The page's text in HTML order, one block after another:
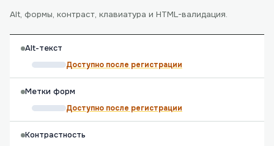
Alt, формы, контраст, клавиатура и HTML-валидация.
Alt-текст
Доступно после регистрации
Метки форм
Доступно после регистрации
Контрастность